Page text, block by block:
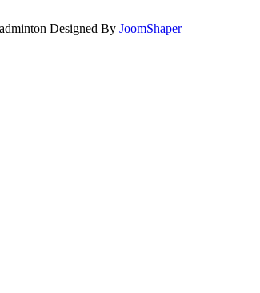
Designed By JoomShaper